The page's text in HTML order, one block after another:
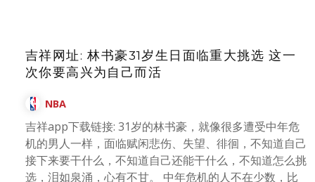
吉祥网址: 林书豪31岁生日面临重大挑选 这一
次你要高兴为自己而活
NBA
吉祥app下载链接: 31岁的林书豪，就像很多遭受中年危
机的男人一样，面临赋闲悲伤、失望、徘徊，不知道自己
接下来要干什么，不知道自己还能干什么，不知道怎么挑
选，泪如泉涌，心有不甘。 中年危机的人不在少数，比